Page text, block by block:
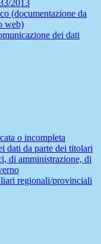
2013
(documentazione da
web)
dei dati
o incompleta
dati da parte dei titolari
di amministrazione, di
regionali/provinciali